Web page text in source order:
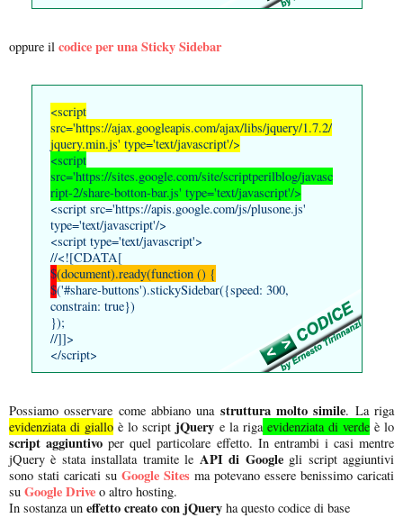
oppure il codice per una Sticky Sidebar
<script
src='https://ajax.googleapis.com/ajax/libs/jquery/1.7.2/
jquery.min.js' type='text/javascript'/>
<script
src='https://sites.google.com/site/scriptperilblog/javasc
ript-2/share-botton-bar.js' type='text/javascript'/>
<script src='https://apis.google.com/js/plusone.js'
type='text/javascript'/>
<script type='text/javascript'>
//<![CDATA[
$(document).ready(function () {
$('#share-buttons').stickySidebar({speed: 300,
constrain: true})
});
//]]>
</script>
Possiamo osservare come abbiano unastruttura molto simile. La riga
evidenziata di giallo è lo script jQuery e la rigaevidenziata di verdeè lo
script aggiuntivo per quel particolare effetto. In entrambi i casi mentre
jQuery è stata installata tramite le API di Googlegli script aggiuntivi
sono stati caricati su Google Sites ma potevano essere benissimo caricati
su Google Drive o altro hosting.
In sostanza un effetto creato con jQuery ha questo codice di base